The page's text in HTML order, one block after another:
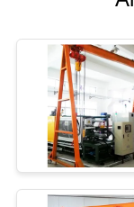
PRIVACY
POLICY